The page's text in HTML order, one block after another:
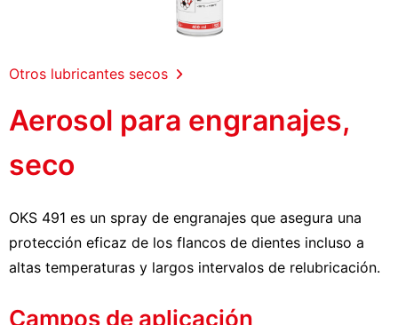
Otros lubricantes secos
Aerosol para engranajes,
seco
OKS 491 es un spray de engranajes que asegura una
protección eficaz de los flancos de dientes incluso a
altas temperaturas y largos intervalos de relubricación.
Campos de aplicación